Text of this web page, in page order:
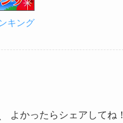
キング
よかったらシェアしてね！